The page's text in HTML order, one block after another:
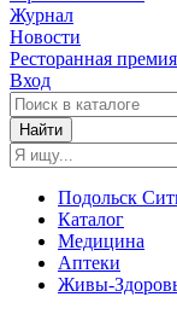
Журнал
Новости
Ресторанная премия
Вход
Найти
Подольск
Каталог
Медицина
Аптеки
Живы-